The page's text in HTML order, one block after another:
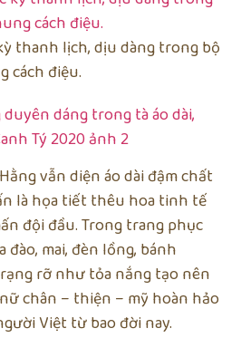
thanh lịch, dịu dàng trong bộ
cách điệu.
vẫn diện áo dài đậm chất
là họa tiết thêu hoa tinh tế
đội đầu. Trong trang phục
đào, mai, đèn lồng, bánh
rỡ như tỏa nắng tạo nên
chân – thiện – mỹ hoàn hảo
Việt từ bao đời nay.